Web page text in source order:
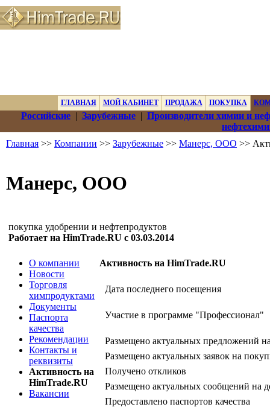
ГЛАВНАЯ МОЙ КАБИНЕТ ПРОДАЖА ПОКУПКА
Российские| Зарубежные| Производители химии и
Главная >> Компании >> Зарубежные >> Манерс, ООО >>
Манерс, ООО
покупка удобрении и нефтепродуктов
Работает на HimTrade.RU с 03.03.2014
О компании
Новости
Торговля
химпродуктами
Документы
Паспорта
качества
Рекомендации
Контакты и
реквизиты
Активность на
HimTrade.RU
Вакансии
Активность на HimTrade.RU
Дата последнего посещения
Участие в программе "Профессионал"
Размещено актуальных предложений
Размещено актуальных заявок на
Получено откликов
Размещено актуальных сообщений на
Предоставлено паспортов качества